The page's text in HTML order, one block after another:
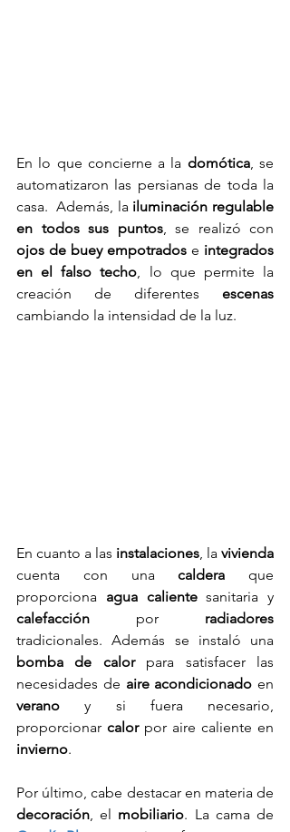
En lo que concierne a la domótica, se
automatizaron las persianas de toda la
casa.  Además, la iluminación regulable
en todos sus puntos
ojos de buey empotrados e integrados
en el falso techo, lo que permite la
creación de diferentes escenas
cambiando la intensidad de la luz.
En cuanto a las instalaciones , la vivienda
cuenta con una caldera que
proporciona agua caliente
calefacción por radiadores
tradicionales. Además se instaló una
bomba de calor para satisfacer las
necesidades de aire acondicionado
verano y si fuera necesario,
proporcionar calor
invierno.
decoración , el mobiliario